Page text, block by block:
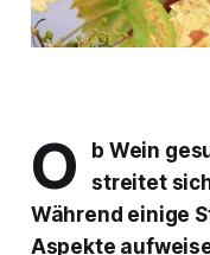
O
b Wein
streitet
Während einige
Aspekte